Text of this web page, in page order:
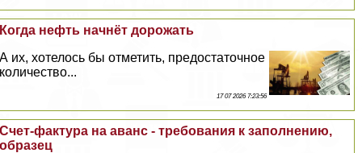
Когда нефть начнёт дорожать
А их, хотелось бы отметить, предостаточное
количество...
17 07 2026 7:23:56
Счет-фактура на аванс - требования к заполнению,
образец